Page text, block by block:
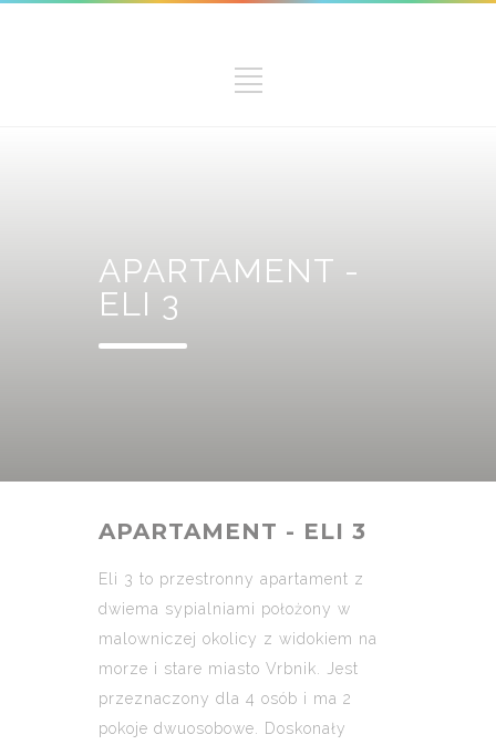
APARTAMENT -
ELI 3
APARTAMENT - ELI 3
Eli 3 to przestronny apartament z
dwiema sypialniami położony w
malowniczej okolicy z widokiem na
morze i stare miasto Vrbnik. Jest
przeznaczony dla 4 osób i ma 2
pokoje dwuosobowe. Doskonały